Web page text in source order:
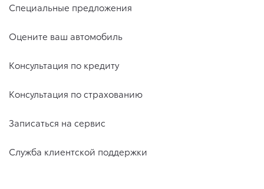
Специальные предложения
Оцените ваш автомобиль
Консультация по кредиту
Консультация по страхованию
Записаться на сервис
Служба клиентской поддержки